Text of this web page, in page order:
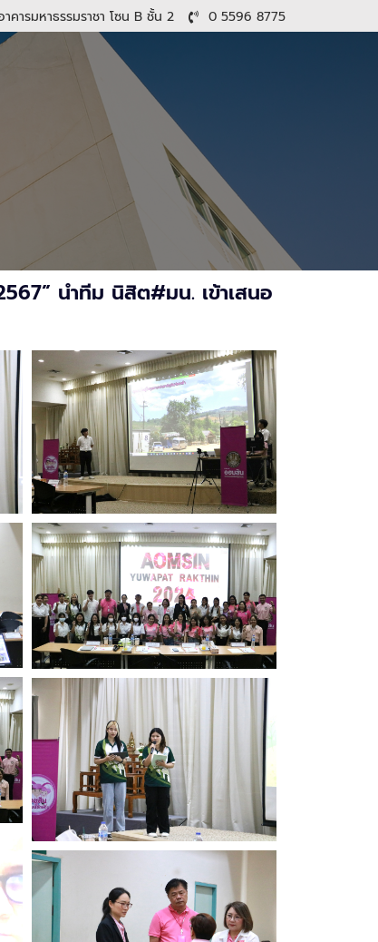
าคารมหาธรรมราชา โซน B ชั้น 2 0 5596 8775
นำทีม นิสิต#มน. เข้าเสนอ